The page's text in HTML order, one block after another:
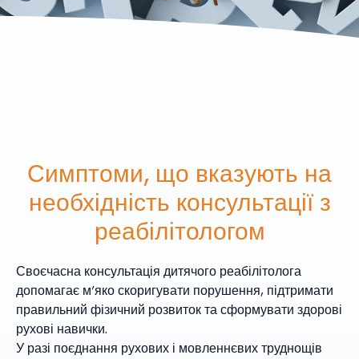
Симптоми, що вказують на
необхідність консультації з
реабілітологом
Своєчасна консультація дитячого реабілітолога
допомагає м’яко скоригувати порушення, підтримати
правильний фізичний розвиток та сформувати здорові
рухові навички.
У разі поєднання рухових і мовленнєвих труднощів